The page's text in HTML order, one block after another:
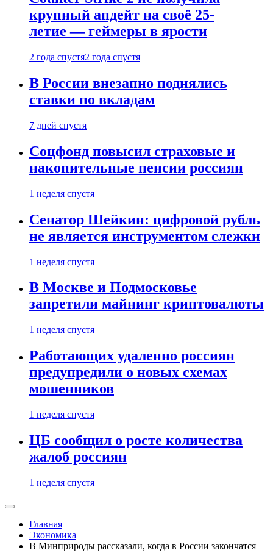
крупный апдейт на своё 25-
летие — геймеры в ярости
2 года спустя2 года спустя
В России внезапно поднялись
ставки по вкладам
7 дней спустя
Соцфонд повысил страховые и
накопительные пенсии россиян
1 неделя спустя
Сенатор Шейкин: цифровой рубль
не является инструментом слежки
1 неделя спустя
В Москве и Подмосковье
запретили майнинг криптовалюты
1 неделя спустя
Работающих удаленно россиян
предупредили о новых схемах
мошенников
1 неделя спустя
ЦБ сообщил о росте количества
жалоб россиян
1 неделя спустя
Главная
Экономика
В Минприроды рассказали, когда в России закончатся